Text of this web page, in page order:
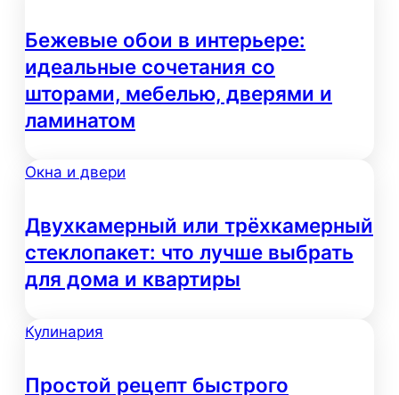
Бежевые обои в интерьере:
идеальные сочетания со
шторами, мебелью, дверями и
ламинатом
Окна и двери
Двухкамерный или трёхкамерный
стеклопакет: что лучше выбрать
для дома и квартиры
Кулинария
Простой рецепт быстрого